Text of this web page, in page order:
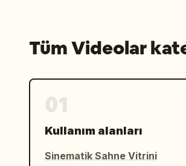
Tüm Videolar
Kullanım alanları
Sinematik Sahne Vitrini